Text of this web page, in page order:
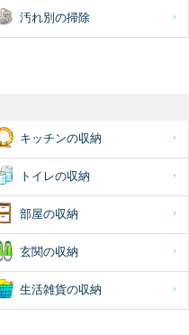
汚れ別の掃除
キッチンの収納
トイレの収納
部屋の収納
玄関の収納
生活雑貨の収納